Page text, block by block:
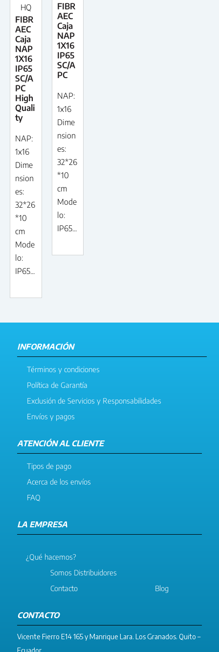
HQ
FIBR
AEC
Caja
NAP
1X16
IP65
SC/A
PC
High
Quali
ty
NAP:
1x16
Dime
nsion
es:
32*26
*10
cm
Mode
lo:
IP65...
FIBR
AEC
Caja
NAP
1X16
IP65
SC/A
PC
NAP:
1x16
Dime
nsion
es:
32*26
*10
cm
Mode
lo:
IP65...
INFORMACIÓN
Términos y condiciones
Política de Garantía
Exclusión de Servicios y Responsabilidades
Envíos y pagos
ATENCIÓN AL CLIENTE
Tipos de pago
Acerca de los envíos
FAQ
LA EMPRESA
¿Qué hacemos?
Somos Distribuidores
Contacto
Blog
CONTACTO
Vicente Fierro E14 165 y Manrique Lara. Los Granados. Quito –
Ecuador